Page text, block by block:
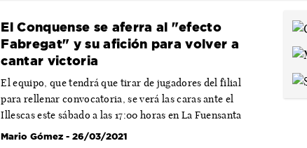
El Conquense se aferra al "efecto
Fabregat" y su afición para volver a
cantar victoria
El equipo, que tendrá que tirar de jugadores del filial
para rellenar convocatoria, se verá las caras ante el
Illescas este sábado a las 17:00 horas en La Fuensanta
Mario Gómez - 26/03/2021